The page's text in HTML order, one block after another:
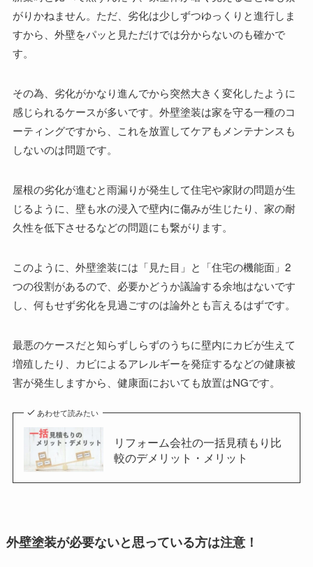
がりかねません。ただ、劣化は少しずつゆっくりと進行しま
すから、外壁をパッと見ただけでは分からないのも確かで
す。
その為、劣化がかなり進んでから突然大きく変化したように
感じられるケースが多いです。外壁塗装は家を守る一種のコ
ーティングですから、これを放置してケアもメンテナンスも
しないのは問題です。
屋根の劣化が進むと雨漏りが発生して住宅や家財の問題が生
じるように、壁も水の浸入で壁内に傷みが生じたり、家の耐
久性を低下させるなどの問題にも繋がります。
このように、外壁塗装には「見た目」と「住宅の機能面」2
つの役割があるので、必要かどうか議論する余地はないです
し、何もせず劣化を見過ごすのは論外とも言えるはずです。
最悪のケースだと知らずしらずのうちに壁内にカビが生えて
増殖したり、カビによるアレルギーを発症するなどの健康被
害が発生しますから、健康面においても放置はNGです。
あわせて読みたい
リフォーム会社の一括見積もり比
較のデメリット・メリット
外壁塗装が必要ないと思っている方は注意！